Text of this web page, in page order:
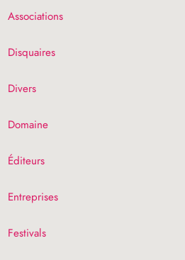
Associations
Disquaires
Divers
Domaine
Éditeurs
Entreprises
Festivals